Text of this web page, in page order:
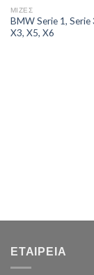
ΜΙΖΕΣ
BMW Serie 1, Serie
X3, X5, X6
ΕΤΑΙΡΕΊΑ